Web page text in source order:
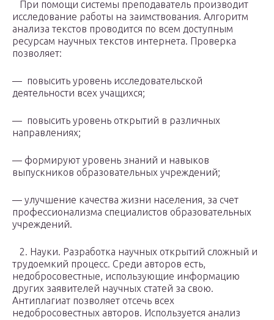
При помощи системы преподаватель производит
исследование работы на заимствования. Алгоритм
анализа текстов проводится по всем доступным
ресурсам научных текстов интернета. Проверка
позволяет:
— повысить уровень исследовательской
деятельности всех учащихся;
— повысить уровень открытий в различных
направлениях;
— формируют уровень знаний и навыков
выпускников образовательных учреждений;
— улучшение качества жизни населения, за счет
профессионализма специалистов образовательных
учреждений.
2. Науки. Разработка научных открытий сложный и
трудоемкий процесс. Среди авторов есть,
недобросовестные, использующие информацию
других заявителей научных статей за свою.
Антиплагиат позволяет отсечь всех
недобросовестных авторов. Используется анализ